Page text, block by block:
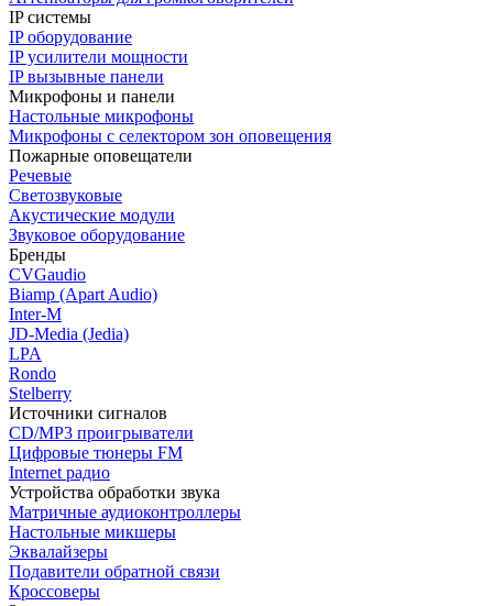
IP системы
IP оборудование
IP усилители мощности
IP вызывные панели
Микрофоны и панели
Настольные микрофоны
Микрофоны с селектором зон оповещения
Пожарные оповещатели
Речевые
Светозвуковые
Акустические модули
Звуковое оборудование
Бренды
CVGaudio
Biamp (Apart Audio)
Inter-M
JD-Media (Jedia)
LPA
Rondo
Stelberry
Источники сигналов
CD/MP3 проигрыватели
Цифровые тюнеры FM
Internet радио
Устройства обработки звука
Матричные аудиоконтроллеры
Настольные микшеры
Эквалайзеры
Подавители обратной связи
Кроссоверы